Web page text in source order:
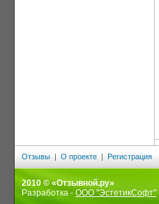
Отзывы | О проекте | Регистрация
2010 © «Отзывной.ру»
Разработка - ООО "ЭстетикСофт"